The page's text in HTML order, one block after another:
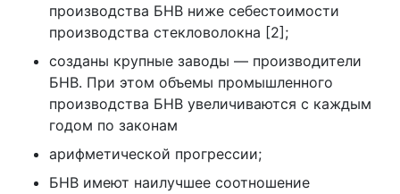
производства БНВ ниже себестоимости
производства стекловолокна [2];
созданы крупные заводы — производители
БНВ. При этом объемы промышленного
производства БНВ увеличиваются с каждым
годом по законам
арифметической прогрессии;
БНВ имеют наилучшее соотношение